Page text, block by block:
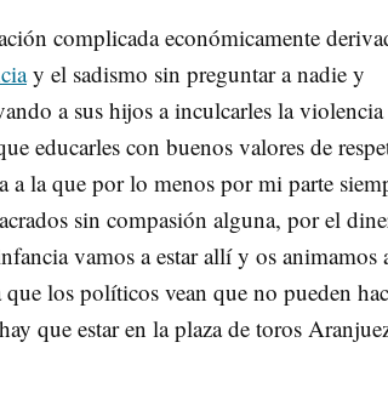
complicada económicamente
y el sadismo sin preguntar a nadie y
a sus hijos a inculcarles la
educarles con buenos valores de
a la que por lo menos por mi parte
sin compasión alguna, por el
vamos a estar allí y os animamos
los políticos vean que no pueden
que estar en la plaza de toros